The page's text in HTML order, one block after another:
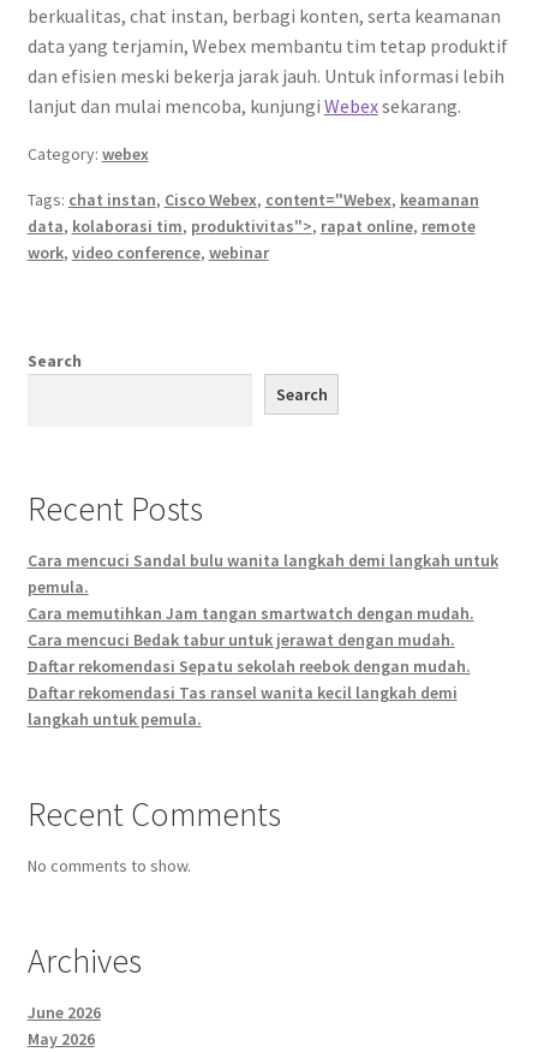
berkualitas, chat instan, berbagi konten, serta keamanan
data yang terjamin, Webex membantu tim tetap produktif
dan efisien meski bekerja jarak jauh. Untuk informasi lebih
lanjut dan mulai mencoba, kunjungi Webexsekarang.
Category: webex
Tags: chat instan, Cisco Webex, content="Webex, keamanan
data, kolaborasi tim, produktivitas">, rapat online, remote
work, video conference, webinar
Search
Search
Recent Posts
Cara mencuci Sandal bulu wanita langkah demi langkah untuk
pemula.
Cara memutihkan Jam tangan smartwatch dengan mudah.
Cara mencuci Bedak tabur untuk jerawat dengan mudah.
Daftar rekomendasi Sepatu sekolah reebok dengan mudah.
Daftar rekomendasi Tas ransel wanita kecil langkah demi
langkah untuk pemula.
Recent Comments
No comments to show.
Archives
June 2026
May 2026